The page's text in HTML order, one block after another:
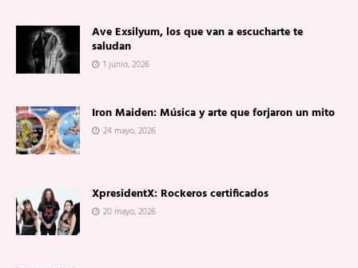
Ave Exsilyum, los que van a escucharte te
saludan
1 junio, 2026
Iron Maiden: Música y arte que forjaron un mito
24 mayo, 2026
XpresidentX: Rockeros certificados
20 mayo, 2026